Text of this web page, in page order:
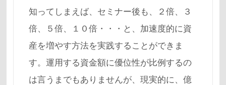
知ってしまえば、セミナー後も、２倍、３
倍、５倍、１０倍・・・と、加速度的に資
産を増やす方法を実践することができま
す。運用する資金額に優位性が比例するの
は言うまでもありませんが、現実的に、億